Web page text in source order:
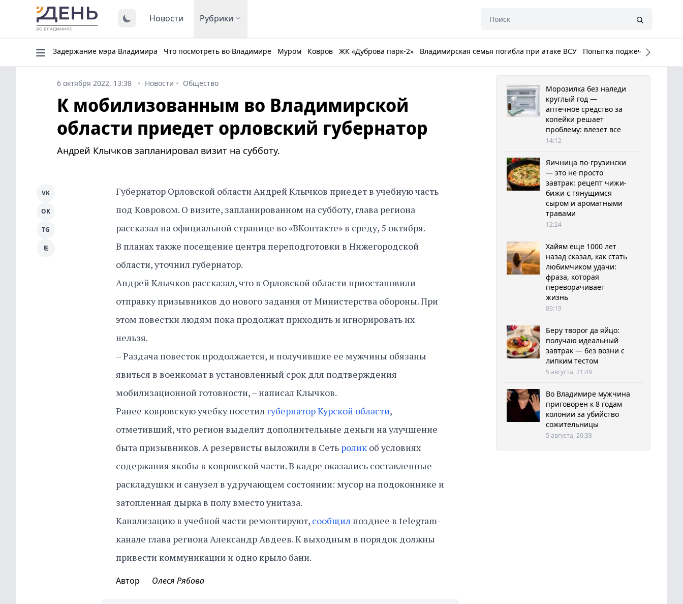
Новости Рубрики
Задержание мэра Владимира Что посмотреть во Владимире Муром Ковров ЖК «Дуброва парк-2» Владимирская семья погибла при атаке ВСУ Попытка поджечь Белый
6 октября 2022, 13:38 Новости Общество
К мобилизованным во Владимирской
области приедет орловский губернатор
Андрей Клычков запланировал визит на субботу.
Губернатор Орловской области Андрей Клычков приедет в учебную часть
под Ковровом. О визите, запланированном на субботу, глава региона
рассказал на официальной странице во «ВКонтакте» в среду, 5 октября.
В планах также посещение центра переподготовки в Нижегородской
области, уточнил губернатор.
Андрей Клычков рассказал, что в Орловской области приостановили
отправку призывников до нового задания от Министерства обороны. При
этом повестки людям пока продолжат приходить и игнорировать их
нельзя.
– Раздача повесток продолжается, и получившие ее мужчины обязаны
явиться в военкомат в установленный срок для подтверждения
мобилизационной готовности, – написал Клычков.
Ранее ковровскую учебку посетил губернатор Курской области,
отметивший, что регион выделит дополнительные деньги на улучшение
быта призывников. А резервисты выложили в Сеть ролик об условиях
содержания якобы в ковровской части. В кадре оказались составленные
раскладушки и санузел в удручающем состоянии: мусор на подоконнике и
затопленная дырка в полу вместо унитаза.
Канализацию в учебной части ремонтируют, сообщил позднее в telegram-
канале глава региона Александр Авдеев. К выходным в порядок должны
привести коммуникации и одно крыло бани.
VK
OK
TG
⎘
Автор Олеся Рябова
Морозилка без наледи
круглый год —
аптечное средство за
копейки решает
проблему: влезет все
14:12
Яичница по-грузински
— это не просто
завтрак: рецепт чижи-
бижи с тянущимся
сыром и ароматными
травами
12:24
Хайям еще 1000 лет
назад сказал, как стать
любимчиком удачи:
фраза, которая
переворачивает
жизнь
09:19
Беру творог да яйцо:
получаю идеальный
завтрак — без возни с
липким тестом
5 августа, 21:49
Во Владимире мужчина
приговорен к 8 годам
колонии за убийство
сожительницы
5 августа, 20:38